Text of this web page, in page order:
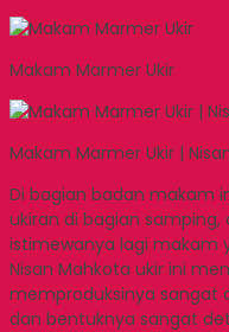
Makam Marmer Ukir
Makam Marmer Ukir |
Di bagian badan makam
ukiran di bagian samping,
istimewanya lagi makam
Nisan Mahkota ukir ini
memproduksinya sangat
dan bentuknya sangat